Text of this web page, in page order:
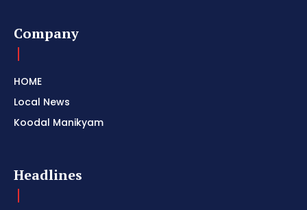
Company
HOME
Local News
Koodal Manikyam
Headlines